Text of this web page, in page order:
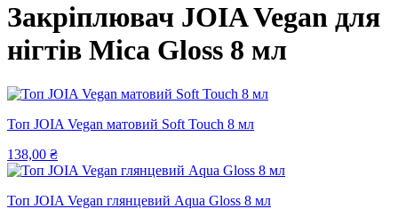
Закріплювач JOIA Vegan для
нігтів Mica Gloss 8 мл
Топ JOIA Vegan матовий Soft Touch 8 мл
138,00 ₴
Топ JOIA Vegan глянцевий Aqua Gloss 8 мл